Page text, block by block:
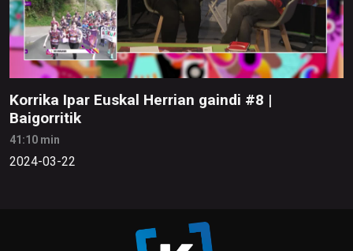
Korrika Ipar Euskal Herrian gaindi #8 |
Baigorritik
41:10 min
2024-03-22